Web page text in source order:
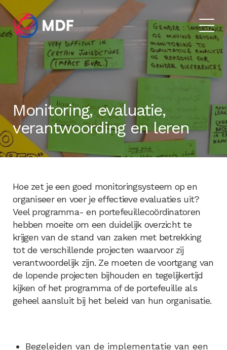
Monitoring, evaluatie,
verantwoording en leren
Hoe zet je een goed monitoringsysteem op en
organiseer en voer je effectieve evaluaties uit?
Veel programma- en portefeuillecoördinatoren
hebben moeite om een duidelijk overzicht te
krijgen van de stand van zaken met betrekking
tot de verschillende projecten waarvoor zij
verantwoordelijk zijn. Ze moeten de voortgang van
de lopende projecten bijhouden en tegelijkertijd
kijken of het programma of de portefeuille als
geheel aansluit bij het beleid van hun organisatie.
Begeleiden van de implementatie van een